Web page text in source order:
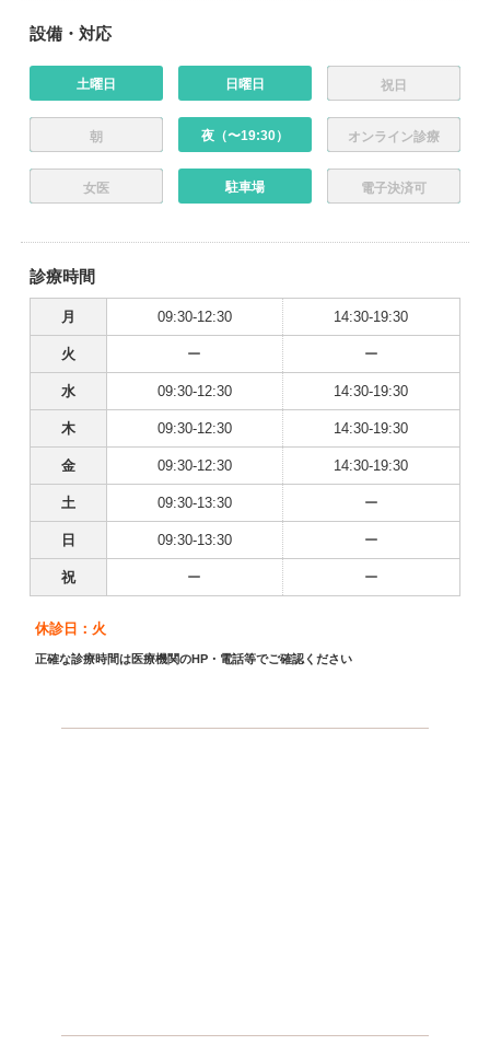
設備・対応
土曜日 日曜日 祝日
朝 夜（〜19:30） オンライン診療
女医 駐車場 電子決済可
診療時間
月 09:30-12:30 14:30-19:30
火 ー ー
水 09:30-12:30 14:30-19:30
木 09:30-12:30 14:30-19:30
金 09:30-12:30 14:30-19:30
土 09:30-13:30 ー
日 09:30-13:30 ー
祝 ー ー
休診日：火
正確な診療時間は医療機関のHP・電話等でご確認ください